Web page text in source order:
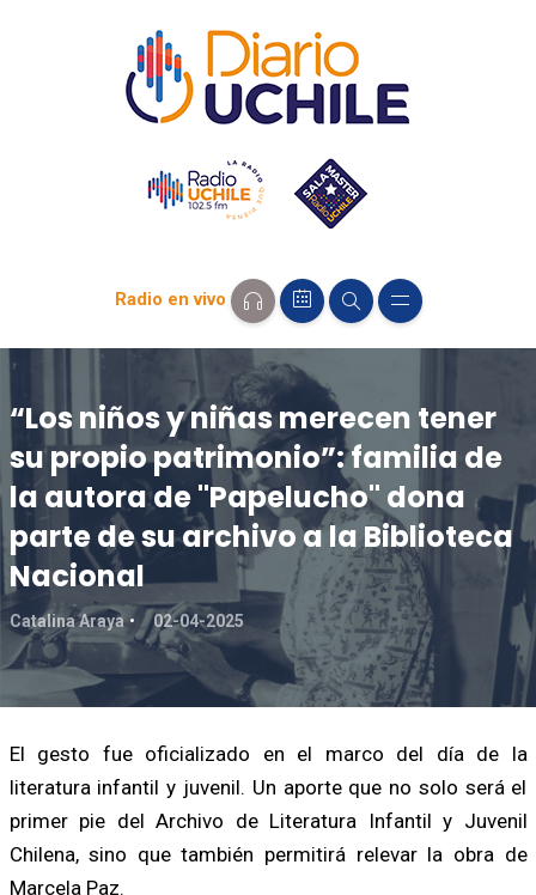
Radio en vivo
“Los niños y niñas merecen tener
su propio patrimonio”: familia de
la autora de "Papelucho" dona
parte de su archivo a la Biblioteca
Nacional
Catalina Araya 02-04-2025
El gesto fue oficializado en el marco del día de la
literatura infantil y juvenil. Un aporte que no solo será el
primer pie del Archivo de Literatura Infantil y Juvenil
Chilena, sino que también permitirá relevar la obra de
Marcela Paz.